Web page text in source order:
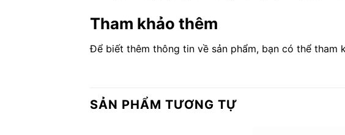
Tham khảo thêm
Để biết thêm thông tin về sản phẩm, bạn có thể tham
SẢN PHẨM TƯƠNG TỰ